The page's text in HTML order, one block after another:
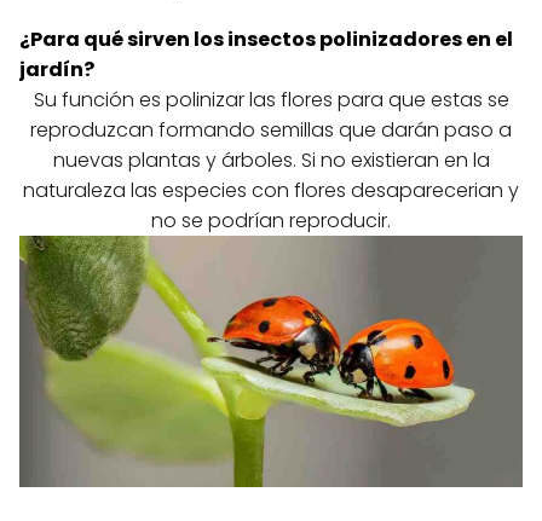
¿Para qué sirven los insectos polinizadores en el
jardín?
Su función es polinizar las flores para que estas se
reproduzcan formando semillas que darán paso a
nuevas plantas y árboles. Si no existieran en la
naturaleza las especies con flores desaparecerian y
no se podrían reproducir.